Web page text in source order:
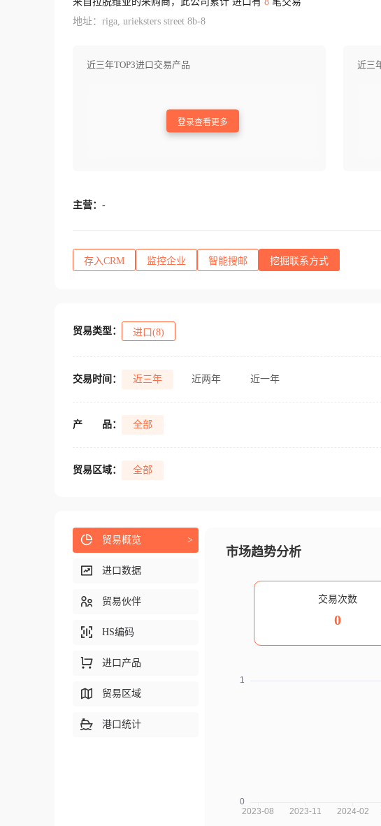
地址：riga, urieksters street 8b-8
近三年TOP3进口交易产品
登录查看更多
近三
主营： -
存入CRM 监控企业 智能搜邮 挖掘联系方式
贸易类型： 进口(8)
交易时间： 近三年 近两年 近一年
产 品： 全部
贸易区域： 全部
市场趋势分析
交易次数
0
贸易概览 >
进口数据
贸易伙伴
HS编码
进口产品
贸易区域
港口统计